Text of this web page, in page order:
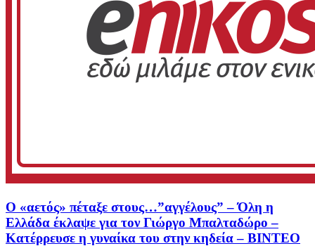
Ο «αετός» πέταξε στους…”αγγέλους” – Όλη η
Ελλάδα έκλαψε για τον Γιώργο Μπαλταδώρο –
Κατέρρευσε η γυναίκα του στην κηδεία – ΒΙΝΤΕΟ